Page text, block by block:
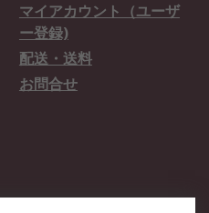
マイアカウント（ユーザ
ー登録)
配送・送料
お問合せ